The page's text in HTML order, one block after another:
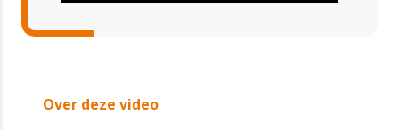
Over deze video